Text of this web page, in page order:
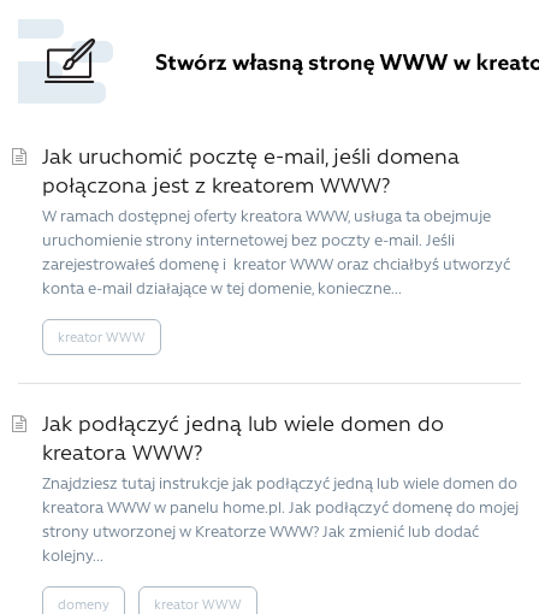
Jak uruchomić pocztę e-mail, jeśli domena
połączona jest z kreatorem WWW?
W ramach dostępnej oferty kreatora WWW, usługa ta obejmuje
uruchomienie strony internetowej bez poczty e-mail. Jeśli
zarejestrowałeś domenę i kreator WWW oraz chciałbyś utworzyć
konta e-mail działające w tej domenie, konieczne...
kreator WWW
Jak podłączyć jedną lub wiele domen do
kreatora WWW?
Znajdziesz tutaj instrukcje jak podłączyć jedną lub wiele domen do
kreatora WWW w panelu home.pl. Jak podłączyć domenę do mojej
strony utworzonej w Kreatorze WWW? Jak zmienić lub dodać
kolejny...
domeny kreator WWW